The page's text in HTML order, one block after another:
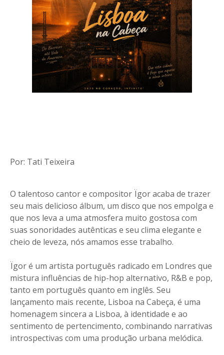
Por: Tati Teixeira
O talentoso cantor e compositor Ïgor acaba de trazer
seu mais delicioso álbum, um disco que nos empolga e
que nos leva a uma atmosfera muito gostosa com
suas sonoridades autênticas e seu clima elegante e
cheio de leveza, nós amamos esse trabalho.
Ïgor é um artista português radicado em Londres que
mistura influências de hip-hop alternativo, R&B e pop,
tanto em português quanto em inglês. Seu
lançamento mais recente, Lisboa na Cabeça, é uma
homenagem sincera a Lisboa, à identidade e ao
sentimento de pertencimento, combinando narrativas
introspectivas com uma produção urbana melódica.